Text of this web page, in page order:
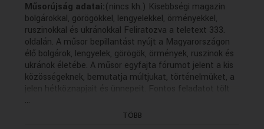
Műsorújság adatai:(nincs kh.) Kisebbségi magazin
bolgárokkal, görögökkel, lengyelekkel, örményekkel,
ruszinokkal és ukránokkal Feliratozva a teletext 333.
oldalán. A műsor bepillantást nyújt a Magyarországon
élő bolgárok, lengyelek, görögök, örmények, ruszinok és
ukránok életébe. A műsor egyfajta fórumot jelent a kis
közösségeknek, bemutatja múltjukat, történelmüket, a
jelen hétköznapjait és ünnepeit. Fontos feladatot tölt
be az anyanyelvi kultúra ápolásában, hiszen a forgatott
anyagok többsége az adott kisebbség nyelvén készül
...
TÖBB